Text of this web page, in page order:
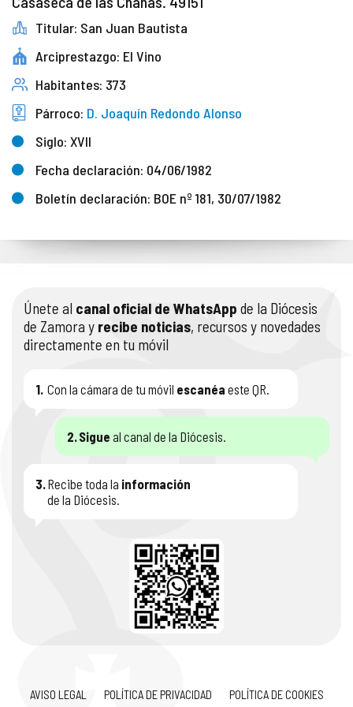
Titular: San Juan Bautista
Arciprestazgo: El Vino
Habitantes: 373
Párroco: D. Joaquín Redondo Alonso
Siglo: XVII
Fecha declaración: 04/06/1982
Boletín declaración: BOE nº 181, 30/07/1982
Únete al canal oficial de WhatsApp de la Diócesis
de Zamora y recibe noticias, recursos y novedades
directamente en tu móvil
1. Con la cámara de tu móvil escanéa este QR.
2.Sigue al canal de la Diócesis.
3.Recibe toda la información
de la Diócesis.
AVISO LEGAL POLÍTICA DE PRIVACIDAD POLÍTICA DE COOKIES